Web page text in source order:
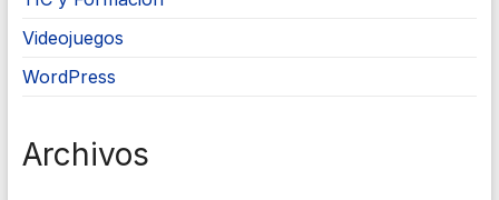
Videojuegos
WordPress
Archivos